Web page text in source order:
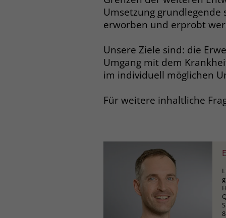
Umsetzung grundlegende
erworben und erprobt
Unsere Ziele sind: die
Umgang mit dem
im individuell möglichen
Für weitere inhaltliche